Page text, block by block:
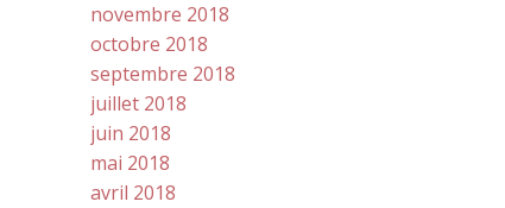
novembre 2018
octobre 2018
septembre 2018
juillet 2018
juin 2018
mai 2018
avril 2018